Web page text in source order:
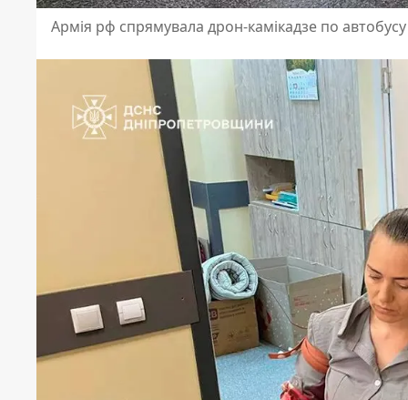
Армія рф спрямувала дрон-камікадзе по автобусу